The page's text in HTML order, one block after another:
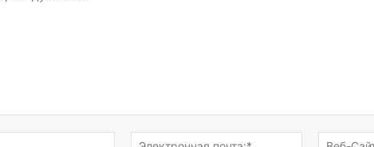
Имя:*
Электронная